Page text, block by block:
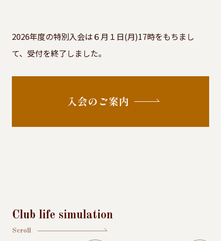
2026年度の特別入会は６月１日(月)17時をもちまし
て、受付を終了しました。
入会のご案内
Club life simulation
Scroll